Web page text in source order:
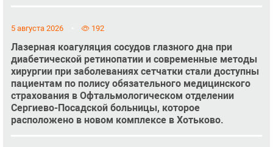
5 августа 2026 192
Лазерная коагуляция сосудов глазного дна при
диабетической ретинопатии и современные методы
хирургии при заболеваниях сетчатки стали доступны
пациентам по полису обязательного медицинского
страхования в Офтальмологическом отделении
Сергиево-Посадской больницы, которое
расположено в новом комплексе в Хотьково.